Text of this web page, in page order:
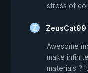
stress of
ZeusCat99
Awesome
make
materials ?